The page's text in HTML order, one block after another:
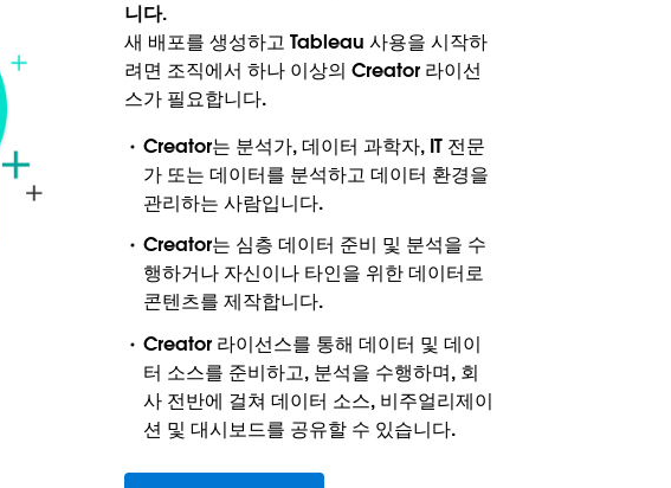
니다.
새 배포를 생성하고 Tableau 사용을 시작하
려면 조직에서 하나 이상의 Creator 라이선
스가 필요합니다.
Creator는 분석가, 데이터 과학자, IT 전문
가 또는 데이터를 분석하고 데이터 환경을
관리하는 사람입니다.
Creator는 심층 데이터 준비 및 분석을 수
행하거나 자신이나 타인을 위한 데이터로
콘텐츠를 제작합니다.
Creator 라이선스를 통해 데이터 및 데이
터 소스를 준비하고, 분석을 수행하며, 회
사 전반에 걸쳐 데이터 소스, 비주얼리제이
션 및 대시보드를 공유할 수 있습니다.